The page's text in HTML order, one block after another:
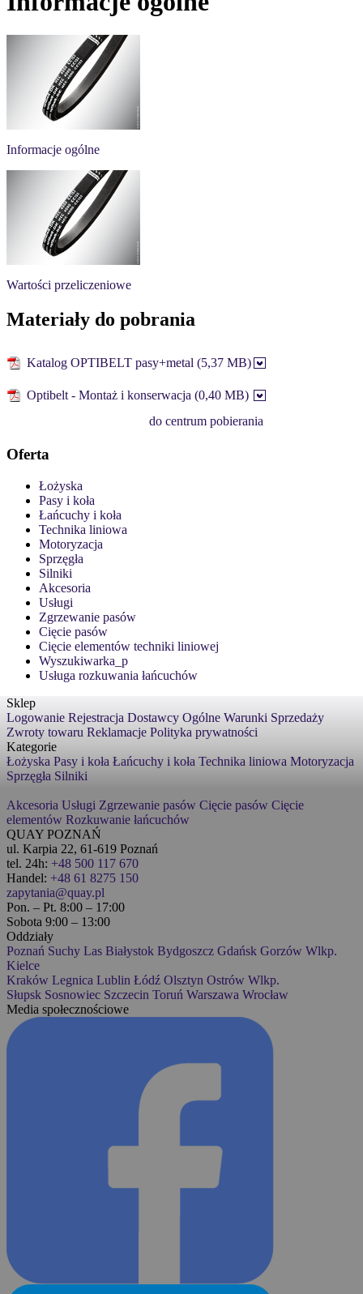
Informacje ogólne
Wartości przeliczeniowe
Materiały do pobrania
Katalog OPTIBELT pasy+metal (5,37 MB)
Optibelt - Montaż i konserwacja (0,40 MB)
do centrum pobierania
Oferta
Łożyska
Pasy i koła
Łańcuchy i koła
Technika liniowa
Motoryzacja
Sprzęgła
Silniki
Akcesoria
Usługi
Zgrzewanie pasów
Cięcie pasów
Cięcie elementów techniki liniowej
Wyszukiwarka_p
Usługa rozkuwania łańcuchów
Sklep
Logowanie Rejestracja Dostawcy Ogólne Warunki Sprzedaży
Zwroty towaru Reklamacje Polityka prywatności
Kategorie
Łożyska Pasy i koła Łańcuchy i koła Technika liniowa Motoryzacja
Sprzęgła Silniki
Akcesoria Usługi Zgrzewanie pasów Cięcie pasów Cięcie
elementów Rozkuwanie łańcuchów
QUAY POZNAŃ
ul. Karpia 22, 61-619 Poznań
tel. 24h: +48 500 117 670
Handel: +48 61 8275 150
zapytania@quay.pl
Pon. – Pt. 8:00 – 17:00
Sobota 9:00 – 13:00
Oddziały
Poznań Suchy Las Białystok Bydgoszcz Gdańsk Gorzów Wlkp.
Kielce
Kraków Legnica Lublin Łódź Olsztyn Ostrów Wlkp.
Słupsk Sosnowiec Szczecin Toruń Warszawa Wrocław
Media społecznościowe